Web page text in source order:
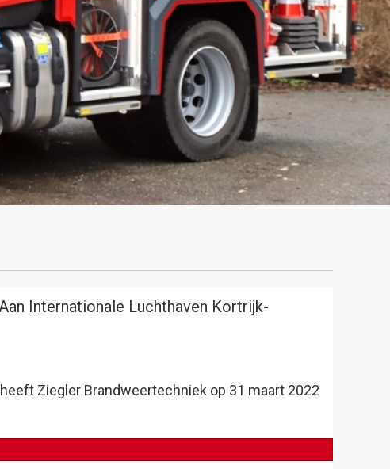
Internationale Luchthaven Kortrijk-
Ziegler Brandweertechniek op 31 maart 2022